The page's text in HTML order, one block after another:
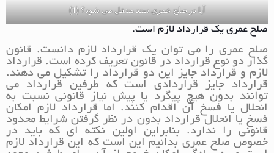
آیا در صلح عمری سند منتقل می شود؟ (1)
صلح عمری یک قرارداد لازم است.
صلح عمری را می توان یک قرارداد لازم دانست. قانون
گذار دو نوع قرارداد در قانون تعریف کرده است. قرارداد
لازم و قرارداد جایز این دو قرارداد را تشکیل می دهند.
قرارداد جایز قراردادی است که طرفین قرارداد می
توانند بدون هیچ پیگرد یا پیش نیاز قانونی نسبت به
انحلال یا فسخ آن اقدام کنند. اما قرارداد لازم امکان
فسخ یا انحلال قرارداد بدون در نظر گرفتن شرایط محدود
قانونی را ندارد. بنابراین اولین نکته ای که باید در
خصوص صلح عمری بدانیم این است که این قرارداد لازم